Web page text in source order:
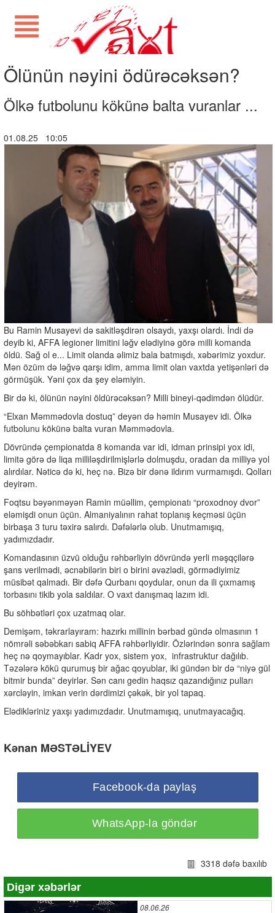
Ölünün nəyini ödürəcəksən?
Ölkə futbolunu kökünə balta vuranlar ...
01.08.25 10:05
Bu Ramin Musayevi də sakitləşdirən olsaydı, yaxşı olardı. İndi də
deyib ki, AFFA legioner limitini ləğv elədiyinə görə milli komanda
öldü. Sağ ol e... Limit olanda əlimiz bala batmışdı, xəbərimiz yoxdur.
Mən özüm də ləğvə qarşı idim, amma limit olan vaxtda yetişənləri də
görmüşük. Yəni çox da şey eləmiyin.
Bir də ki, ölünün nəyini öldürəcəksən? Milli bineyi-qədimdən ölüdür.
“Elxan Məmmədovla dostuq” deyən də həmin Musayev idi. Ölkə
futbolunu kökünə balta vuran Məmmədovla.
Dövründə çempionatda 8 komanda var idi, idman prinsipi yox idi,
limitə görə də liqa milliləşdirilmişlərlə dolmuşdu, oradan da milliyə yol
alırdılar. Nəticə də ki, heç nə. Bizə bir dənə ildırım vurmamışdı. Qolları
deyirəm.
Foqtsu bəyənməyən Ramin müəllim, çempionatı “proxodnoy dvor”
eləmişdi onun üçün. Almaniyalının rahat toplanış keçməsi üçün
birbaşa 3 turu təxirə salırdı. Dəfələrlə olub. Unutmamışıq,
yadımızdadır.
Komandasının üzvü olduğu rəhbərliyin dövründə yerli məşqçilərə
şans verilmədi, əcnəbilərin biri o birini əvəzlədi, görmədiyimiz
müsibət qalmadı. Bir dəfə Qurbanı qoydular, onun da ili çıxmamış
torbasını tikib yola saldılar. O vaxt danışmaq lazım idi.
Bu söhbətləri çox uzatmaq olar.
Demişəm, təkrarlayıram: hazırkı millinin bərbad gündə olmasının 1
nömrəli səbəbkarı sabiq AFFA rəhbərliyidir. Özlərindən sonra sağlam
heç nə qoymayıblar. Kadr yox, sistem yox, infrastruktur dağılıb.
Təzələrə kökü qurumuş bir ağac qoyublar, iki gündən bir də “niyə gül
bitmir bunda” deyirlər. Sən canı gedin haqsız qazandığınız pulları
xərcləyin, imkan verin dərdimizi çəkək, bir yol tapaq.
Elədikləriniz yaxşı yadımızdadır. Unutmamışıq, unutmayacağıq.
Kənan MƏSTƏLİYEV
Facebook-da paylaş
WhatsApp-la göndər
3318 dəfə baxılıb
Digər xəbərlər
08.06.26